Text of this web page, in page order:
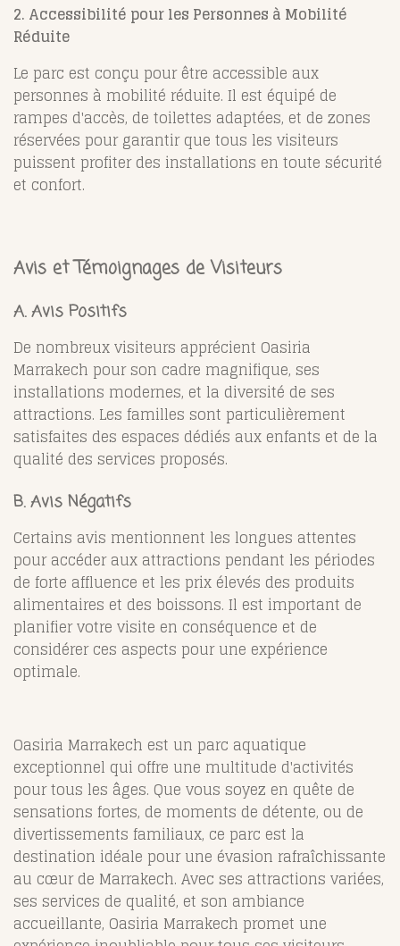
2. Accessibilité pour les Personnes à Mobilité
Réduite
Le parc est conçu pour être accessible aux
personnes à mobilité réduite. Il est équipé de
rampes d'accès, de toilettes adaptées, et de zones
réservées pour garantir que tous les visiteurs
puissent profiter des installations en toute sécurité
et confort.
Avis et Témoignages de Visiteurs
A. Avis Positifs
De nombreux visiteurs apprécient Oasiria
Marrakech pour son cadre magnifique, ses
installations modernes, et la diversité de ses
attractions. Les familles sont particulièrement
satisfaites des espaces dédiés aux enfants et de la
qualité des services proposés.
B. Avis Négatifs
Certains avis mentionnent les longues attentes
pour accéder aux attractions pendant les périodes
de forte affluence et les prix élevés des produits
alimentaires et des boissons. Il est important de
planifier votre visite en conséquence et de
considérer ces aspects pour une expérience
optimale.
Oasiria Marrakech est un parc aquatique
exceptionnel qui offre une multitude d'activités
pour tous les âges. Que vous soyez en quête de
sensations fortes, de moments de détente, ou de
divertissements familiaux, ce parc est la
destination idéale pour une évasion rafraîchissante
au cœur de Marrakech. Avec ses attractions variées,
ses services de qualité, et son ambiance
accueillante, Oasiria Marrakech promet une